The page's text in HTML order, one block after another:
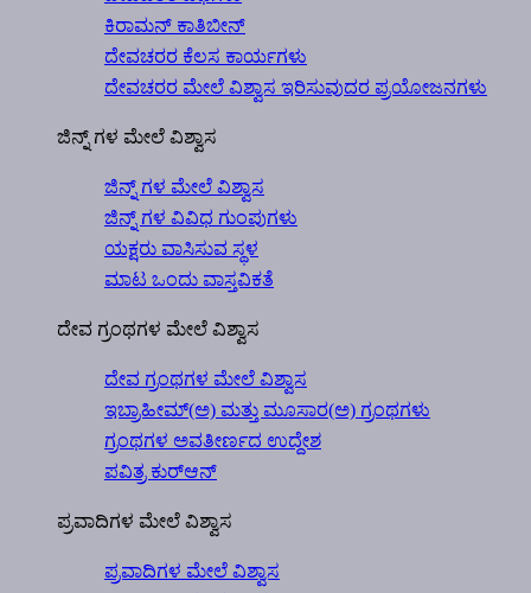
ಕಿರಾಮನ್ ಕಾತಿಬೀನ್
ದೇವಚರರ ಕೆಲಸ ಕಾರ್ಯಗಳು
ದೇವಚರರ ಮೇಲೆ ವಿಶ್ವಾಸ ಇರಿಸುವುದರ ಪ್ರಯೋಜನಗಳು
ಜಿನ್ನ್ ಗಳ ಮೇಲೆ ವಿಶ್ವಾಸ
ಜಿನ್ನ್ ಗಳ ಮೇಲೆ ವಿಶ್ವಾಸ
ಜಿನ್ನ್ ಗಳ ವಿವಿಧ ಗುಂಪುಗಳು
ಯಕ್ಷರು ವಾಸಿಸುವ ಸ್ಥಳ
ಮಾಟ ಒಂದು ವಾಸ್ತವಿಕತೆ
ದೇವ ಗ್ರಂಥಗಳ ಮೇಲೆ ವಿಶ್ವಾಸ
ದೇವ ಗ್ರಂಥಗಳ ಮೇಲೆ ವಿಶ್ವಾಸ
ಇಬ್ರಾಹೀಮ್(ಅ) ಮತ್ತು ಮೂಸಾರ(ಅ) ಗ್ರಂಥಗಳು
ಗ್ರಂಥಗಳ ಅವತೀರ್ಣದ ಉದ್ದೇಶ
ಪವಿತ್ರ ಕುರ್‍ಆನ್
ಪ್ರವಾದಿಗಳ ಮೇಲೆ ವಿಶ್ವಾಸ
ಪ್ರವಾದಿಗಳ ಮೇಲೆ ವಿಶ್ವಾಸ